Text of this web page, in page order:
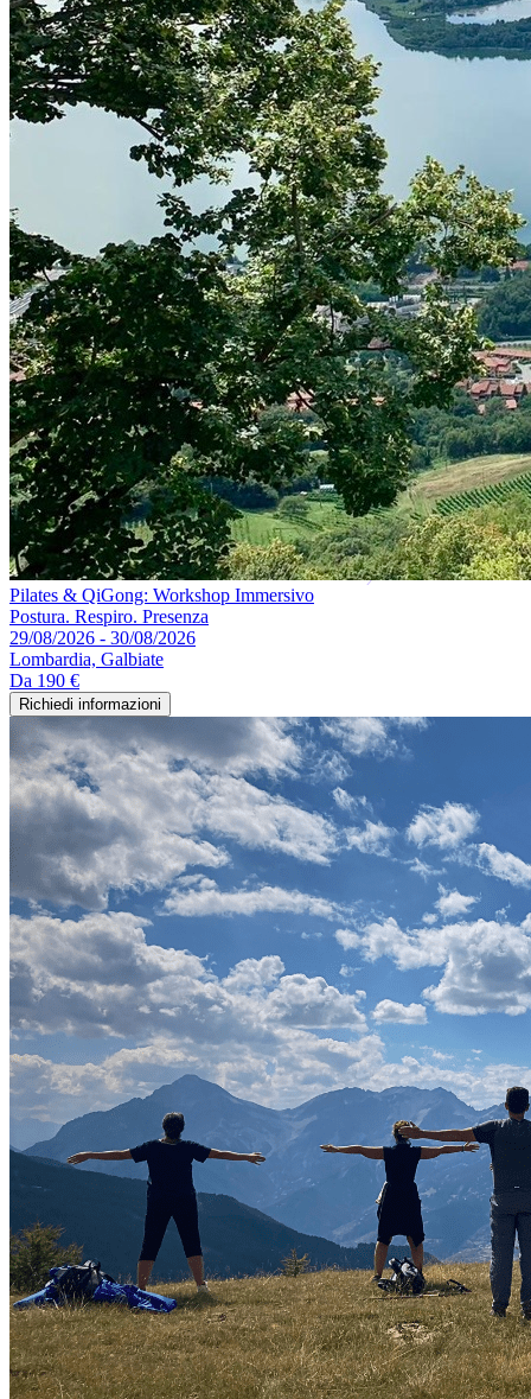
Pilates & QiGong: Workshop Immersivo
Postura. Respiro. Presenza
29/08/2026 - 30/08/2026
Lombardia, Galbiate
Da 190 €
Richiedi informazioni